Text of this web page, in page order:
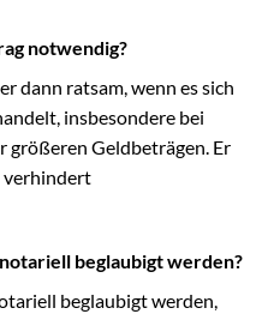
notwendig?
dann ratsam, wenn es sich
insbesondere bei
größeren Geldbeträgen. Er
verhindert
beglaubigt werden?
beglaubigt werden,